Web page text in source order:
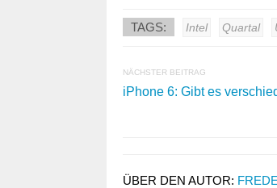
TAGS: Intel Quartal
NÄCHSTER BEITRAG
iPhone 6: Gibt es
ÜBER DEN AUTOR: